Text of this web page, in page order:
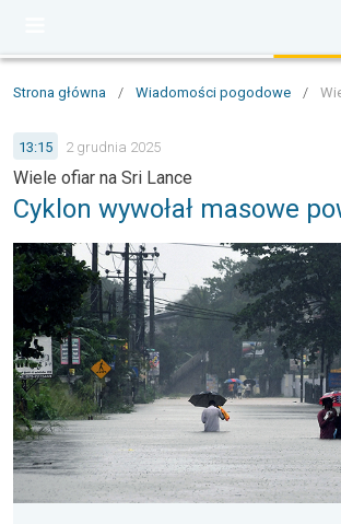
Strona główna / Wiadomości pogodowe /
13:15 2 grudnia 2025
Wiele ofiar na Sri Lance
Cyklon wywołał masowe